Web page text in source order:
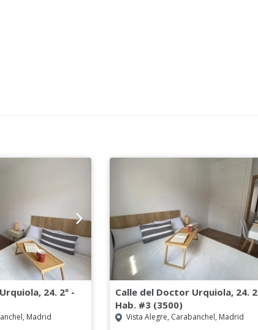
24. 2º -
Madrid
Calle del Doctor Urquiola, 24.
Hab. #3 (3500)
Vista Alegre, Carabanchel, Madrid